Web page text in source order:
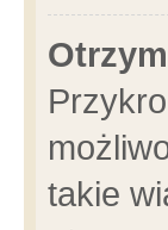
takie